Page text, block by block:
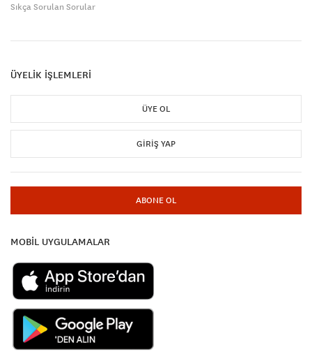
Sıkça Sorulan Sorular
ÜYELİK İŞLEMLERİ
ÜYE OL
GIRIŞ YAP
ABONE OL
MOBİL UYGULAMALAR